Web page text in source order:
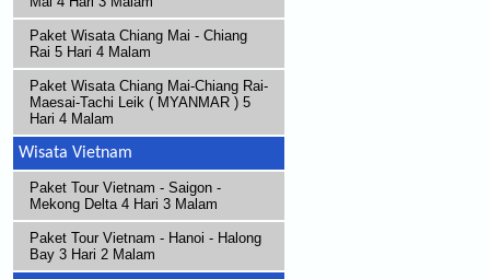
Paket Wisata Chiang Mai - Chiang
Rai 5 Hari 4 Malam
Paket Wisata Chiang Mai-Chiang Rai-
Maesai-Tachi Leik ( MYANMAR ) 5
Hari 4 Malam
Wisata Vietnam
Paket Tour Vietnam - Saigon -
Mekong Delta 4 Hari 3 Malam
Paket Tour Vietnam - Hanoi - Halong
Bay 3 Hari 2 Malam